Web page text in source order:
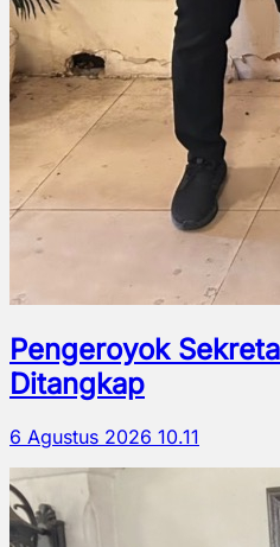
Pengeroyok
Ditangkap
6 Agustus 2026 10.11